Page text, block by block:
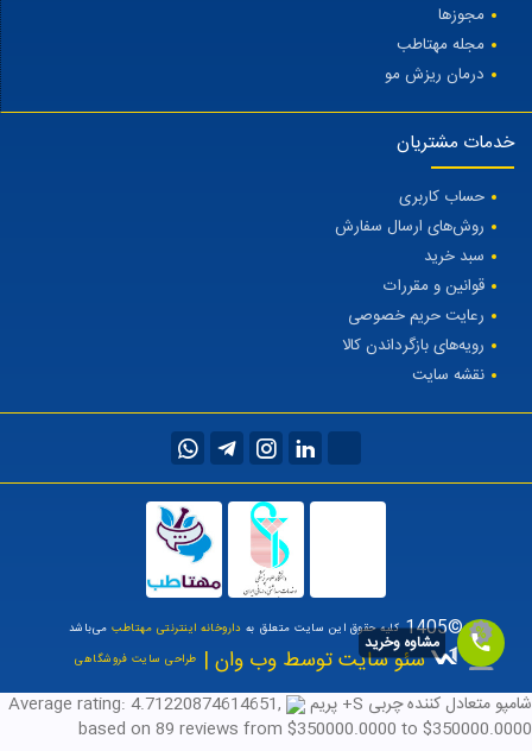
مجوزها
مجله مهتاطب
درمان ریزش مو
خدمات مشتریان
حساب کاربری
روش‌های ارسال سفارش
سبد خرید
قوانین و مقررات
رعایت حریم خصوصی
رویه‌های بازگرداندن کالا
نقشه سایت
©1405 کلیه حقوق این سایت متعلق به داروخانه اینترنتی مهتاطبمی‌باشد
سئو سایت توسط وب وان | طراحی سایت فروشگاهی
شامپو متعادل کننده چربی S+ پریم Average rating: 4.71220874614651,
based on 89 reviews from $350000.0000 to $350000.0000
مشاوه وخرید